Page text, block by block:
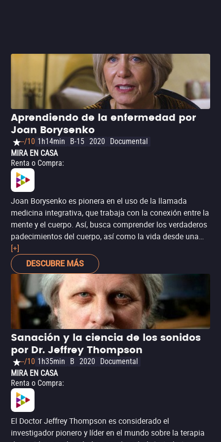
Aprendiendo de la enfermedad por
Joan Borysenko
--/10 1h14min B-15 2020
Documental
MIRA EN CASA
Renta o Compra:
Joan Borysenko es pionera en el uso de la llamada
medicina integrativa, que trabaja con la conexión entre la
mente y el cuerpo. Así, busca comprender los verdaderos
padecimientos del cuerpo, así como la vida desde una
perspectiva espiritual. En este documental, parte de la
serie 'Heal Lessons', Borysenko habla sobre los efectos
de diferentes enfermedades y busca mostrar al público
cómo se forman, sus principales causas y cómo
combatirlas. Lo que sí vale la pena recordar es no dejar
de lado los tratamientos tradicionales. Si tienes algún
padecimiento, primero consulta a tu médico.
[+]
DESCUBRE MÁS
Sanación y la ciencia de los sonidos
por Dr. Jeffrey Thompson
--/10 1h35min B 2020
Documental
MIRA EN CASA
Renta o Compra:
El Doctor Jeffrey Thompson es considerado el
investigador pionero y líder en el mundo sobre la terapia